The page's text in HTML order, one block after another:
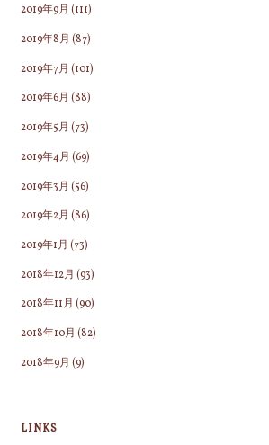
2019年9月 (111)
2019年8月 (87)
2019年7月 (101)
2019年6月 (88)
2019年5月 (73)
2019年4月 (69)
2019年3月 (56)
2019年2月 (86)
2019年1月 (73)
2018年12月 (93)
2018年11月 (90)
2018年10月 (82)
2018年9月 (9)
LINKS